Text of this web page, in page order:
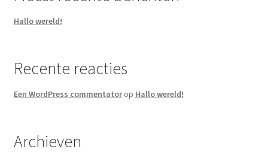
Hallo wereld!
Recente reacties
Een WordPress commentatorop Hallo wereld!
Archieven